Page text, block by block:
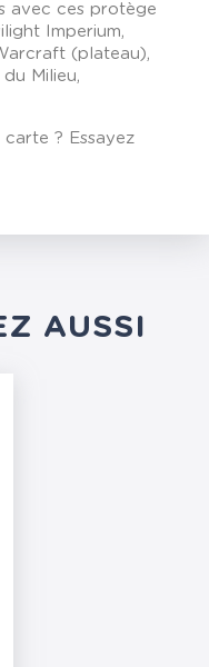
avec ces protège
Imperium,
(plateau),
du Milieu,
? Essayez
AUSSI